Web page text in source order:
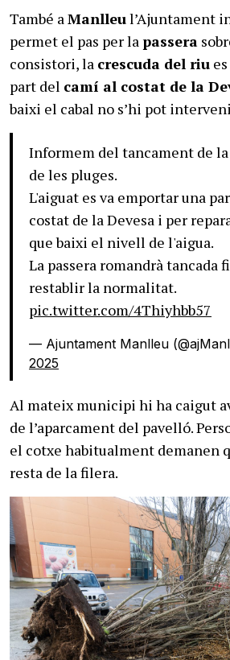
També aManlleul’Ajuntament
permet el pas per lapassera
consistori, la crescuda del riu
part del camí al costat de la
baixi el cabal no s’hi pot
Informem del tancament de la
de les pluges.
L'aiguat es va emportar una
costat de la Devesa i per
que baixi el nivell de l'aigua.
La passera romandrà tancada
restablir la normalitat.
pic.twitter.com/4Thiyhbb57
— Ajuntament Manlleu
2025
Al mateix municipi hi ha caigut
de l’aparcament del pavelló.
el cotxe habitualment demanen
resta de la filera.